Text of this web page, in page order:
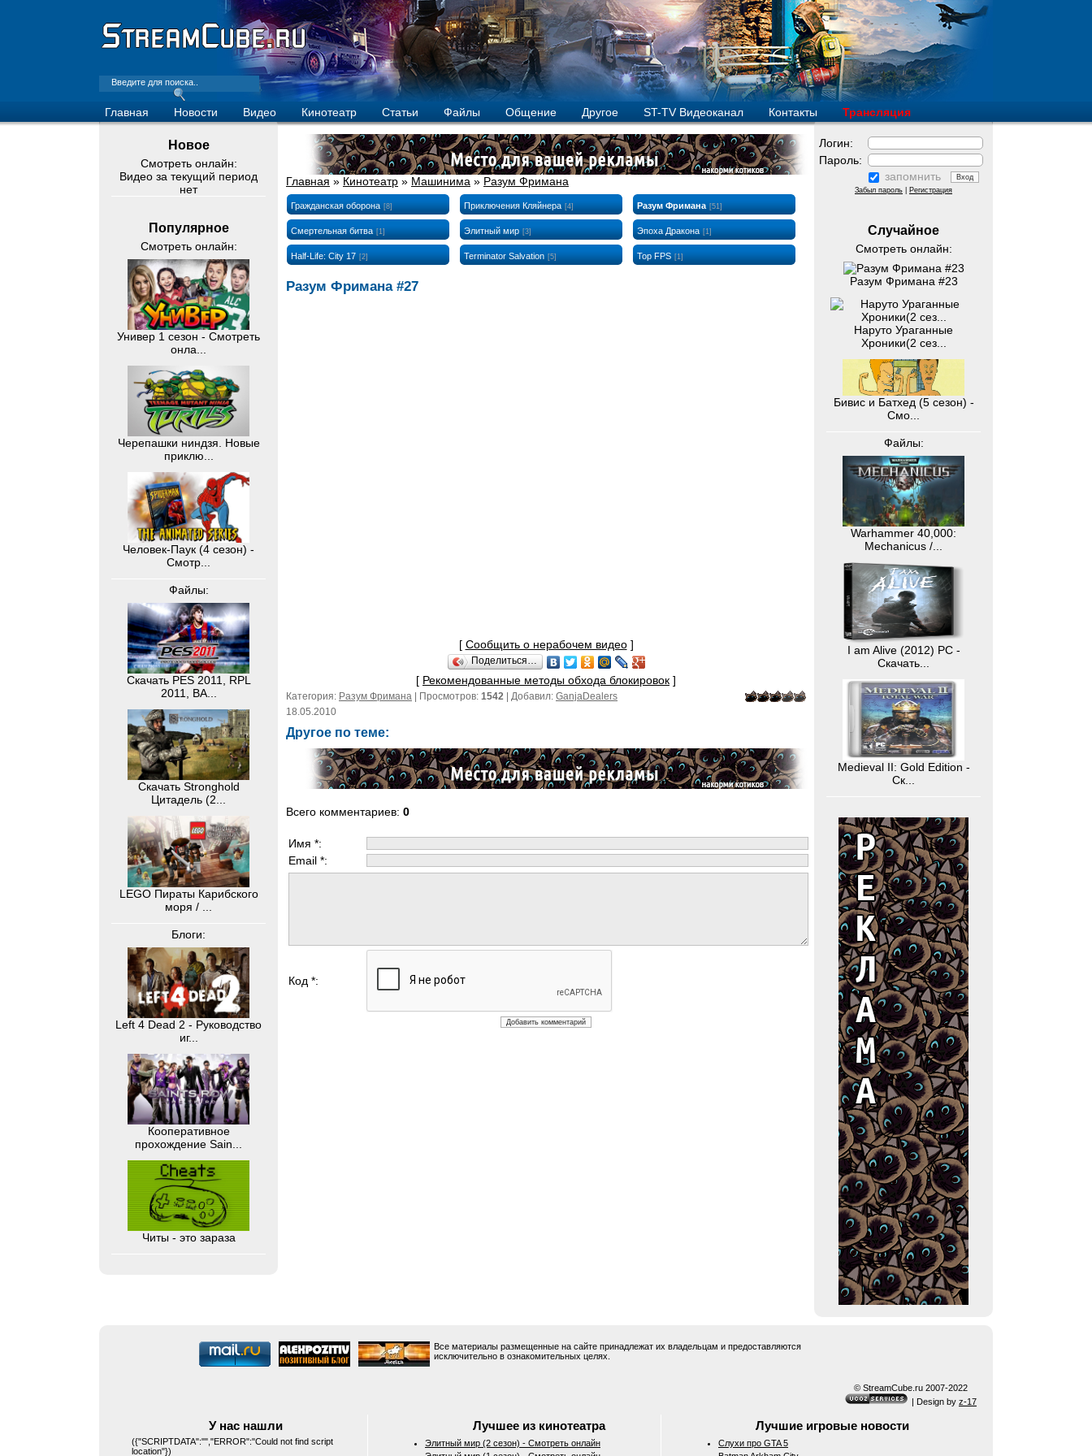
Главная Новости Видео Кинотеатр Статьи Файлы Общение Другое ST-TV Видеоканал Контакты Трансляция
Новое
Смотреть онлайн:
Видео за текущий период
нет
Популярное
Смотреть онлайн:
Универ 1 сезон - Смотреть
онла...
Черепашки ниндзя. Новые
приклю...
Человек-Паук (4 сезон) -
Смотр...
Файлы:
Скачать PES 2011, RPL
2011, BA...
Скачать Stronghold
Цитадель (2...
LEGO Пираты Карибского
моря / ...
Блоги:
Left 4 Dead 2 - Руководство
иг...
Кооперативное
прохождение Sain...
Читы - это зараза
Логин:
Пароль:
запомнить
Забыл пароль Регистрация
Случайное
Смотреть онлайн:
Разум Фримана #23
Наруто Ураганные
Хроники(2 сез...
Бивис и Батхед (5 сезон) -
Смо...
Файлы:
Warhammer 40,000:
Mechanicus /...
I am Alive (2012) PC -
Скачать...
Medieval II: Gold Edition -
Ск...
Главная » Кинотеатр » Машинима » Разум Фримана
Гражданская оборона [8] Приключения Кляйнера [4] Разум Фримана [51]
Смертельная битва [1] Элитный мир [3] Эпоха Дракона [1]
Half-Life: City 17 [2] Terminator Salvation [5] Top FPS [1]
Разум Фримана #27
[ Сообщить о нерабочем видео]
Поделиться…
[ Рекомендованные методы обхода блокировок ]
Категория: Разум Фримана | Просмотров: 1542 | Добавил: GanjaDealers
18.05.2010
Другое по теме:
Всего комментариев: 0
Имя *:
Email *:
Код *:
Все материалы размещенные на сайте принадлежат их владельцам и предоставляются
исключительно в ознакомительных целях.
© StreamCube.ru 2007-2022
| Design by z-17
У нас нашли
({"SCRIPTDATA":"","ERROR":"Could not find script
location"})
Лучшее из кинотеатра
Элитный мир (2 сезон) - Смотреть онлайн
Лучшие игровые новости
Слухи про GTA 5